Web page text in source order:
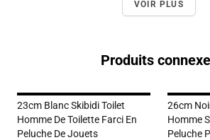
VOIR PLUS
Produits
23cm Blanc Skibidi Toilet
Homme De Toilette Farci En
Peluche De Jouets
26cm
Homme
Peluche